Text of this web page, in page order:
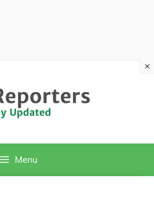
Menu
×